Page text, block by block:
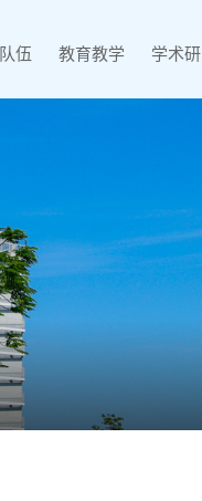
伍 教育教学 学术